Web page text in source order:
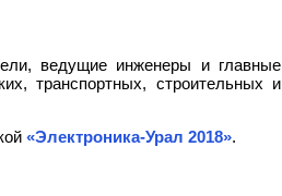
ведущие инженеры и главные
транспортных, строительных и
«Электроника-Урал 2018».